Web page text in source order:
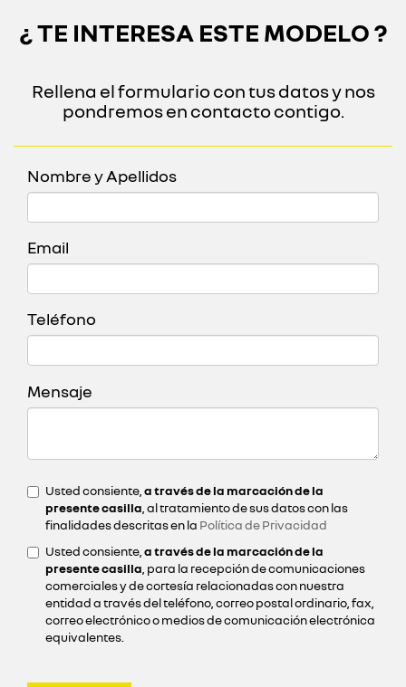
¿ TE INTERESA ESTE MODELO ?
Rellena el formulario con tus datos y nos
pondremos en contacto contigo.
Nombre y Apellidos
Email
Teléfono
Mensaje
Usted consiente, a través de la marcación de la
presente casilla , al tratamiento de sus datos con las
finalidades descritas en la Política de Privacidad
Usted consiente, a través de la marcación de la
presente casilla , para la recepción de comunicaciones
comerciales y de cortesía relacionadas con nuestra
entidad a través del teléfono, correo postal ordinario, fax,
correo electrónico o medios de comunicación electrónica
equivalentes.